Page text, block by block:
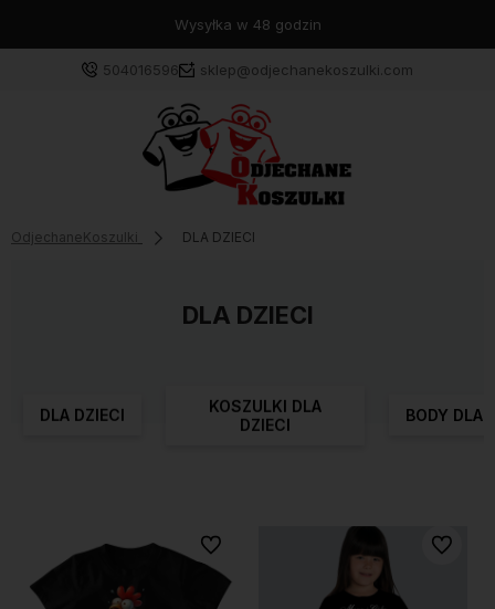
Wysyłka w 48 godzin
504016596 sklep@odjechanekoszulki.com
OdjechaneKoszulki DLA DZIECI
DLA DZIECI
DLA DZIECI
KOSZULKI DLA
DZIECI
BODY DLA
Do ulubionych Do